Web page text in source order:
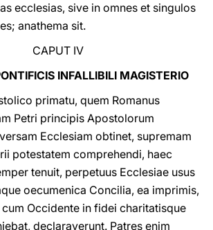
ecclesias, sive in omnes et singulos
anathema sit.
CAPUT IV
INFALLIBILI MAGISTERIO
primatu, quem Romanus
Petri principis Apostolorum
Ecclesiam obtinet, supremam
potestatem comprehendi, haec
tenuit, perpetuus Ecclesiae usus
oecumenica Concilia, ea imprimis,
Occidente in fidei charitatisque
declaraverunt. Patres enim